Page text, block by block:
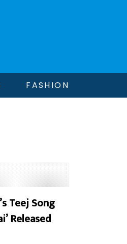
FASHION
Teej Song
Released